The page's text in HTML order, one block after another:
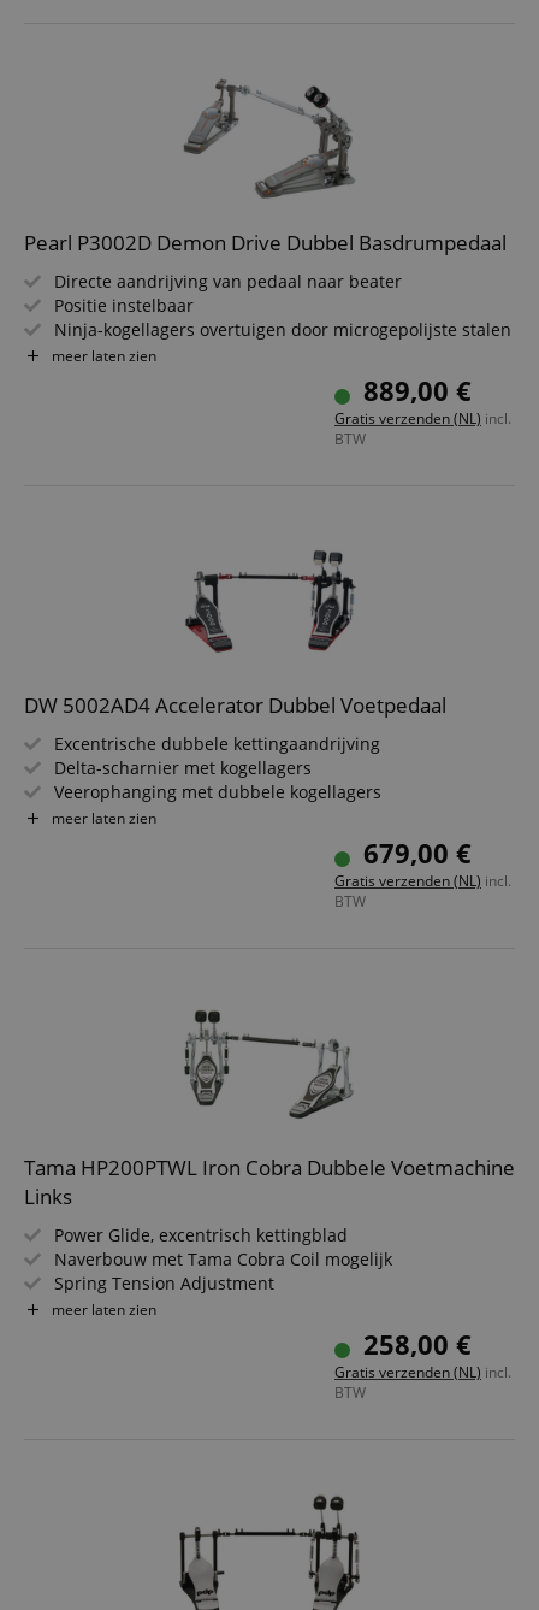
Pearl P3002D Demon Drive Dubbel Basdrumpedaal
Directe aandrijving van pedaal naar beater
Positie instelbaar
Ninja-kogellagers overtuigen door microgepolijste stalen
kogels met vrijwel geen wrijving
Duo Deck Longboard - maakt snelle omschakeling van
Longboard naar Shortboard pedaal mogelijk
meer laten zien
889,00 €
Gratis verzenden (NL) incl.
BTW
DW 5002AD4 Accelerator Dubbel Voetpedaal
Excentrische dubbele kettingaandrijving
Delta-scharnier met kogellagers
Veerophanging met dubbele kogellagers
Eenzuilig slave-pedaal
meer laten zien
679,00 €
Gratis verzenden (NL) incl.
BTW
Tama HP200PTWL Iron Cobra Dubbele Voetmachine
Links
Power Glide, excentrisch kettingblad
Naverbouw met Tama Cobra Coil mogelijk
Spring Tension Adjustment
Beater-hoekinstelling
meer laten zien
258,00 €
Gratis verzenden (NL) incl.
BTW